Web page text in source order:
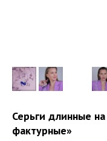
Серьги длинные
фактурные»